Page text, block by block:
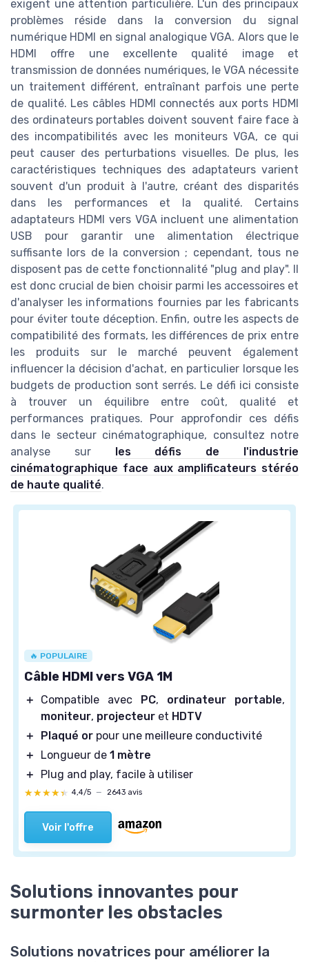
exigent une attention particulière. L'un des principaux
problèmes réside dans la conversion du signal
numérique HDMI en signal analogique VGA. Alors que le
HDMI offre une excellente qualité image et
transmission de données numériques, le VGA nécessite
un traitement différent, entraînant parfois une perte
de qualité. Les câbles HDMI connectés aux ports HDMI
des ordinateurs portables doivent souvent faire face à
des incompatibilités avec les moniteurs VGA, ce qui
peut causer des perturbations visuelles. De plus, les
caractéristiques techniques des adaptateurs varient
souvent d'un produit à l'autre, créant des disparités
dans les performances et la qualité. Certains
adaptateurs HDMI vers VGA incluent une alimentation
USB pour garantir une alimentation électrique
suffisante lors de la conversion ; cependant, tous ne
disposent pas de cette fonctionnalité "plug and play". Il
est donc crucial de bien choisir parmi les accessoires et
d'analyser les informations fournies par les fabricants
pour éviter toute déception. Enfin, outre les aspects de
compatibilité des formats, les différences de prix entre
les produits sur le marché peuvent également
influencer la décision d'achat, en particulier lorsque les
budgets de production sont serrés. Le défi ici consiste
à trouver un équilibre entre coût, qualité et
performances pratiques. Pour approfondir ces défis
dans le secteur cinématographique, consultez notre
analyse sur les défis de l'industrie
cinématographique face aux amplificateurs stéréo
de haute qualité.
🔥 POPULAIRE
Câble HDMI vers VGA 1M
＋ Compatible avec PC, ordinateur portable,
moniteur, projecteur et HDTV
＋
Plaqué or pour une meilleure conductivité
＋
Longueur de 1 mètre
＋
Plug and play, facile à utiliser
★★★★★
★★★★★ 4,4/5 — 2643 avis
Voir l'offre
Solutions innovantes pour
surmonter les obstacles
Solutions novatrices pour améliorer la